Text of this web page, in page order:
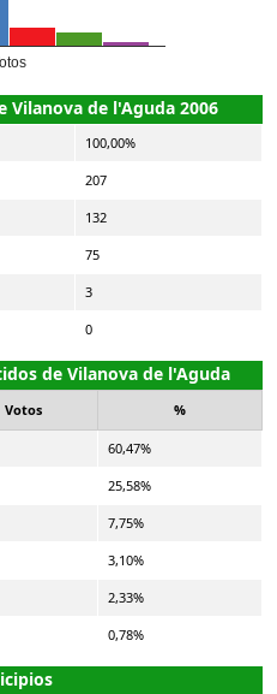
Vilanova de l'Aguda 2006
100,00%
207
132
75
3
0
de Vilanova de l'Aguda
Votos %
60,47%
25,58%
7,75%
3,10%
2,33%
0,78%